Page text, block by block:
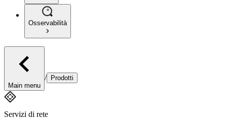
Osservabilità
Main menu
/ Prodotti
Servizi di rete